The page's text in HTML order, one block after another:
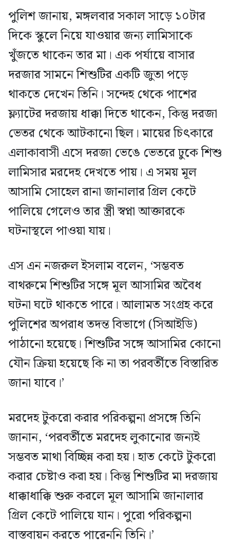
পুলিশ জানায়, মঙ্গলবার সকাল সাড়ে ১০টার
দিকে স্কুলে নিয়ে যাওয়ার জন্য লামিসাকে
খুঁজতে থাকেন তার মা। এক পর্যায়ে বাসার
দরজার সামনে শিশুটির একটি জুতা পড়ে
থাকতে দেখেন তিনি। সন্দেহ থেকে পাশের
ফ্ল্যাটের দরজায় ধাক্কা দিতে থাকেন, কিন্তু দরজা
ভেতর থেকে আটকানো ছিল। মায়ের চিৎকারে
এলাকাবাসী এসে দরজা ভেঙে ভেতরে ঢুকে শিশু
লামিসার মরদেহ দেখতে পায়। এ সময় মূল
আসামি সোহেল রানা জানালার গ্রিল কেটে
পালিয়ে গেলেও তার স্ত্রী স্বপ্না আক্তারকে
ঘটনাস্থলে পাওয়া যায়।
এস এন নজরুল ইসলাম বলেন, ‘সম্ভবত
বাথরুমে শিশুটির সঙ্গে মূল আসামির অবৈধ
ঘটনা ঘটে থাকতে পারে। আলামত সংগ্রহ করে
পুলিশের অপরাধ তদন্ত বিভাগে (সিআইডি)
পাঠানো হয়েছে। শিশুটির সঙ্গে আসামির কোনো
যৌন ক্রিয়া হয়েছে কি না তা পরবর্তীতে বিস্তারিত
জানা যাবে।’
মরদেহ টুকরো করার পরিকল্পনা প্রসঙ্গে তিনি
জানান, ‘পরবর্তীতে মরদেহ লুকানোর জন্যই
সম্ভবত মাথা বিচ্ছিন্ন করা হয়। হাত কেটে টুকরো
করার চেষ্টাও করা হয়। কিন্তু শিশুটির মা দরজায়
ধাক্কাধাক্কি শুরু করলে মূল আসামি জানালার
গ্রিল কেটে পালিয়ে যান। পুরো পরিকল্পনা
বাস্তবায়ন করতে পারেননি তিনি।’